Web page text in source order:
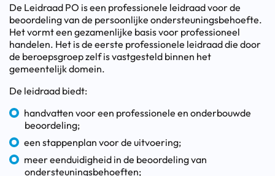
De Leidraad PO is een professionele leidraad voor de
beoordeling van de persoonlijke ondersteuningsbehoefte.
Het vormt een gezamenlijke basis voor professioneel
handelen. Het is de eerste professionele leidraad die door
de beroepsgroep zelf is vastgesteld binnen het
gemeentelijk domein.
De leidraad biedt:
handvatten voor een professionele en onderbouwde
beoordeling;
een stappenplan voor de uitvoering;
meer eenduidigheid in de beoordeling van
ondersteuningsbehoeften;